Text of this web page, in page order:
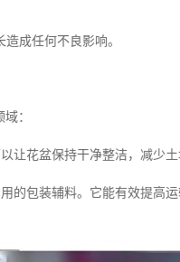
成任何不良影响。
：
让花盆保持干净整洁，减少土
的包装辅料。它能有效提高